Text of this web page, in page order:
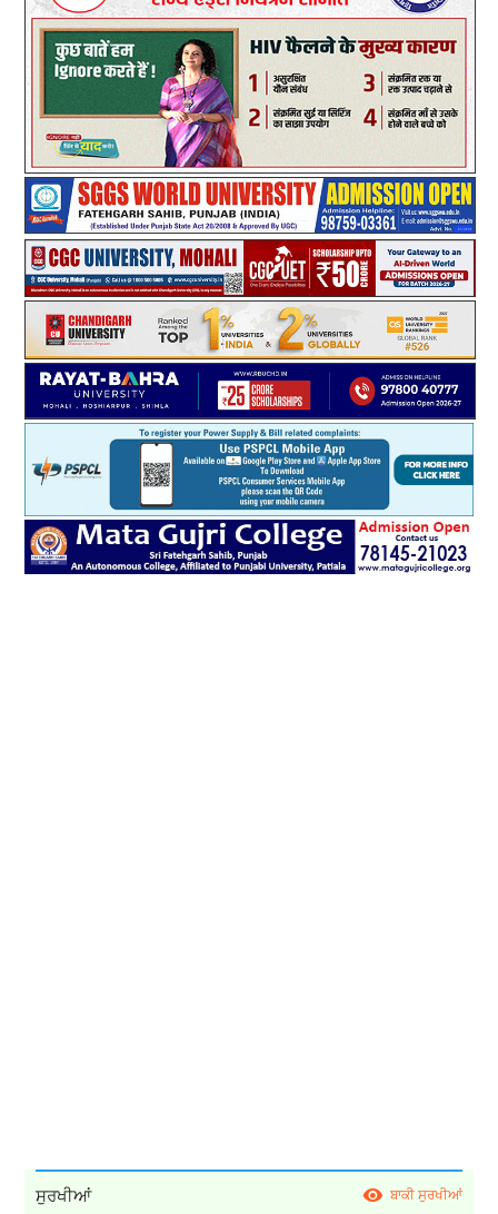
ਸੁਰਖੀਆਂ ਬਾਕੀ ਸੁਰਖੀਆਂ